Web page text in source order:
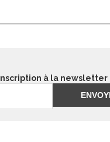
Inscription à la newsletter